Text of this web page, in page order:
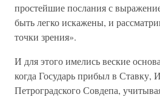
простейшие послания с
быть легко искажены, и
точки зрения».
И для этого имелись веские
когда Государь прибыл в Ставку,
Петроградского Совдепа,